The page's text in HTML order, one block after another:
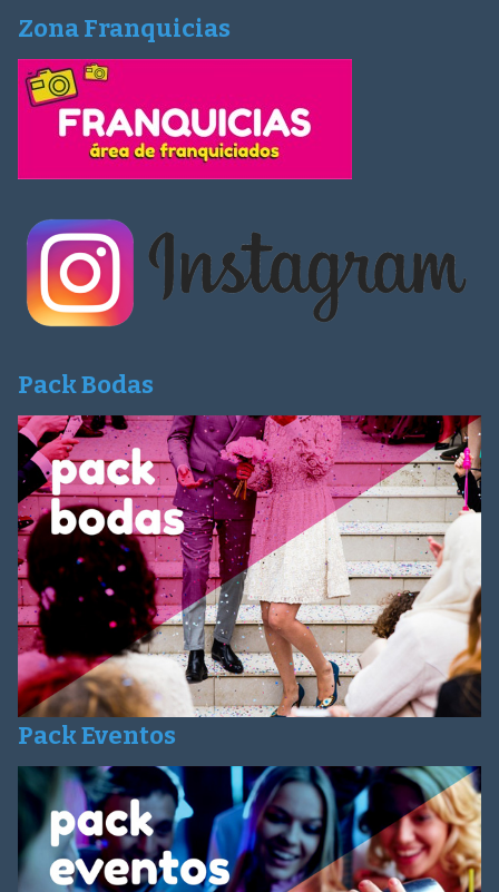
Zona Franquicias
Pack Bodas
Pack Eventos